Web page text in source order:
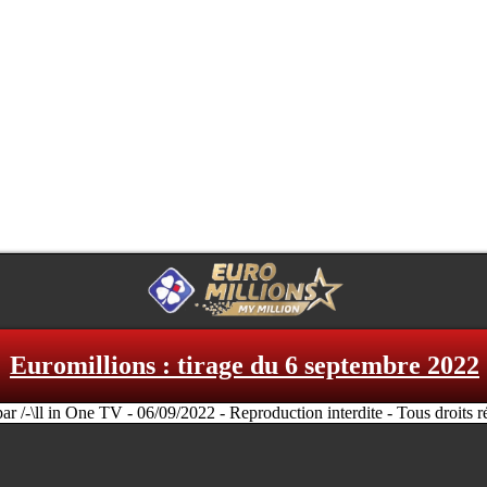
Euromillions : tirage du 6 septembre 2022
/-\ll in One TV - 06/09/2022 - Reproduction interdite - Tous droits